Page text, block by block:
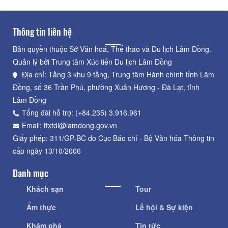
Thông tin liên hệ
Bản quyền thuộc Sở Văn hoá, Thể thao và Du lịch Lâm Đồng.
Quản lý bởi Trung tâm Xúc tiến Du lịch Lâm Đồng
Địa chỉ: Tầng 3 khu 9 tầng, Trung tâm Hành chính tỉnh Lâm
Đồng, số 36 Trần Phú, phường Xuân Hương - Đà Lạt, tỉnh
Lâm Đồng
Tổng đài hỗ trợ: (+84.235) 3.916.961
Email: ttxtdl@lamdong.gov.vn
Giấy phép: 311/GP-BC do Cục Báo chí - Bộ Văn hóa Thông tin
cấp ngày 13/10/2006
Danh mục
Khách sạn
Ẩm thực
Khám phá
Tour
Lễ hội & Sự kiện
Tin tức